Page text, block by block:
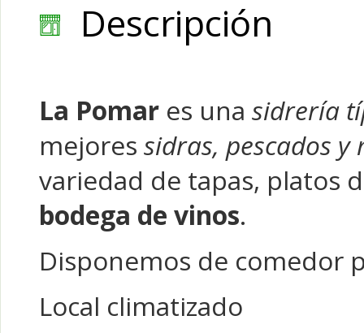
Descripción
La Pomares una sidrería
mejores sidras, pescados
variedad de tapas, platos
bodega de vinos.
Disponemos de comedor
Local climatizado